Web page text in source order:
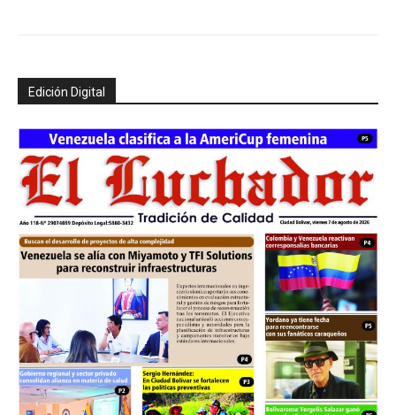
Edición Digital